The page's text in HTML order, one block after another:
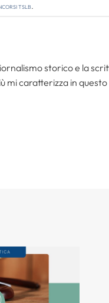
tslb.
storico e la
mi caratterizza in questo